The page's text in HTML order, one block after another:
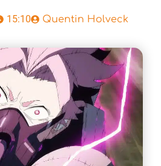
15:10 Quentin Holveck